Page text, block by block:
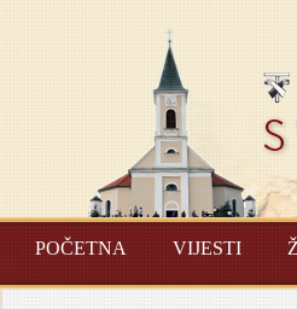
POČETNA VIJESTI